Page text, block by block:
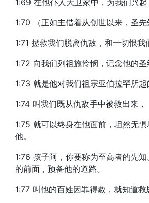
1:69 在他仆人大卫家中，为我们兴起
1:70 （正如主借着从创世以来，圣先
1:71 拯救我们脱离仇敌，和一切恨我
1:72 向我们列祖施怜悯，记念他的圣
1:73 就是他对我们祖宗亚伯拉罕所起
1:74 叫我们既从仇敌手中被救出来，
1:75 就可以终身在他面前，坦然无
他。
1:76 孩子阿，你要称为至高者的先
的前面，预备他的道路。
1:77 叫他的百姓因罪得赦，就知道救